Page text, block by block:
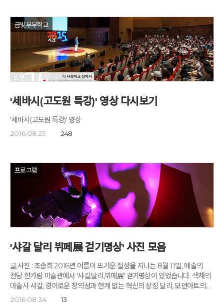
아버지 복지의 첫 걸음이 될 것입니다. 서초구의 방배열린 문화센터 5층
'아버지센터' 제막식입니다. 시작은 작아 보여도 나중에는 거대하게 될
의미있는 출발입니다. (왼쪽부터) 서초구의회 김안숙 의원, 서초구의회
고선재 행정복지위원장, 서초구의회 정덕모 운영위원장, 서초구의회 최유희
도시건설위윈장, 고도원 이사장, 조은희 서초구청장, 아침편지 문화재단
서혜석 이사, 서울시의회 김진영 의원, 서초구의회 용덕식 부의장
고도원님과 조은희구청장님이 내빈들을 '아버지센터' 강의실에 마련된
연구소에서 직접 만든 건강쿠키와 머핀, 음료 과일 등이 정성스럽게 차려진
공간이 더 각별하게 느껴집니다. 옹달샘의 '사람 살리는 밥상'의 정신은
'아버지센터'에도 고스란히 이어집니다. 9~10월에 열리는 아버지센터 정규
아름다운 꿈을 가진 아버지, 더 자랑스럽고 더 존경받는 아버지, 더 멋진
삶을 계획하고 실천하는 아버지, 더 재미있고 행복하게 즐길 줄도 아는
아버지센터 '프로그램' 신청하기
금빛부부학교
'세바시(고도원 특강)' 영상 다시보기
'세바시(고도원 특강)' 영상
2016.08.25 248
프로그램
'샤갈 달리 뷔페展 걷기명상' 사진 모음
글,사진 : 조송희 2016년 여름이 뜨거운 절정을 지나는 8월 11일, 예술의
전당 한가람 미술관에서 '샤갈,달리,뷔페展' 걷기명상이 있었습니다. 색채의
마술사 샤갈, 경이로운 창의성과 한계 없는 혁신의 상징 달리, 모던아트의
모차르트 베르나르 뷔페! '샤갈,달리,뷔페展' 걷기명상에서는 미술의 황금기
2016.08.24 13